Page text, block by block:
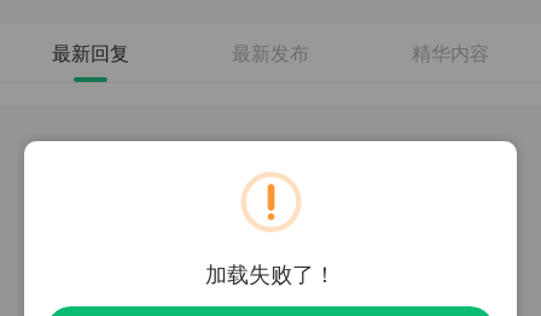
最新回复 最新发布 精华内容
加载失败了！